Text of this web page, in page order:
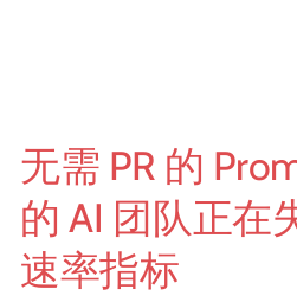
无需 PR 的
的 AI 团队正在
速率指标